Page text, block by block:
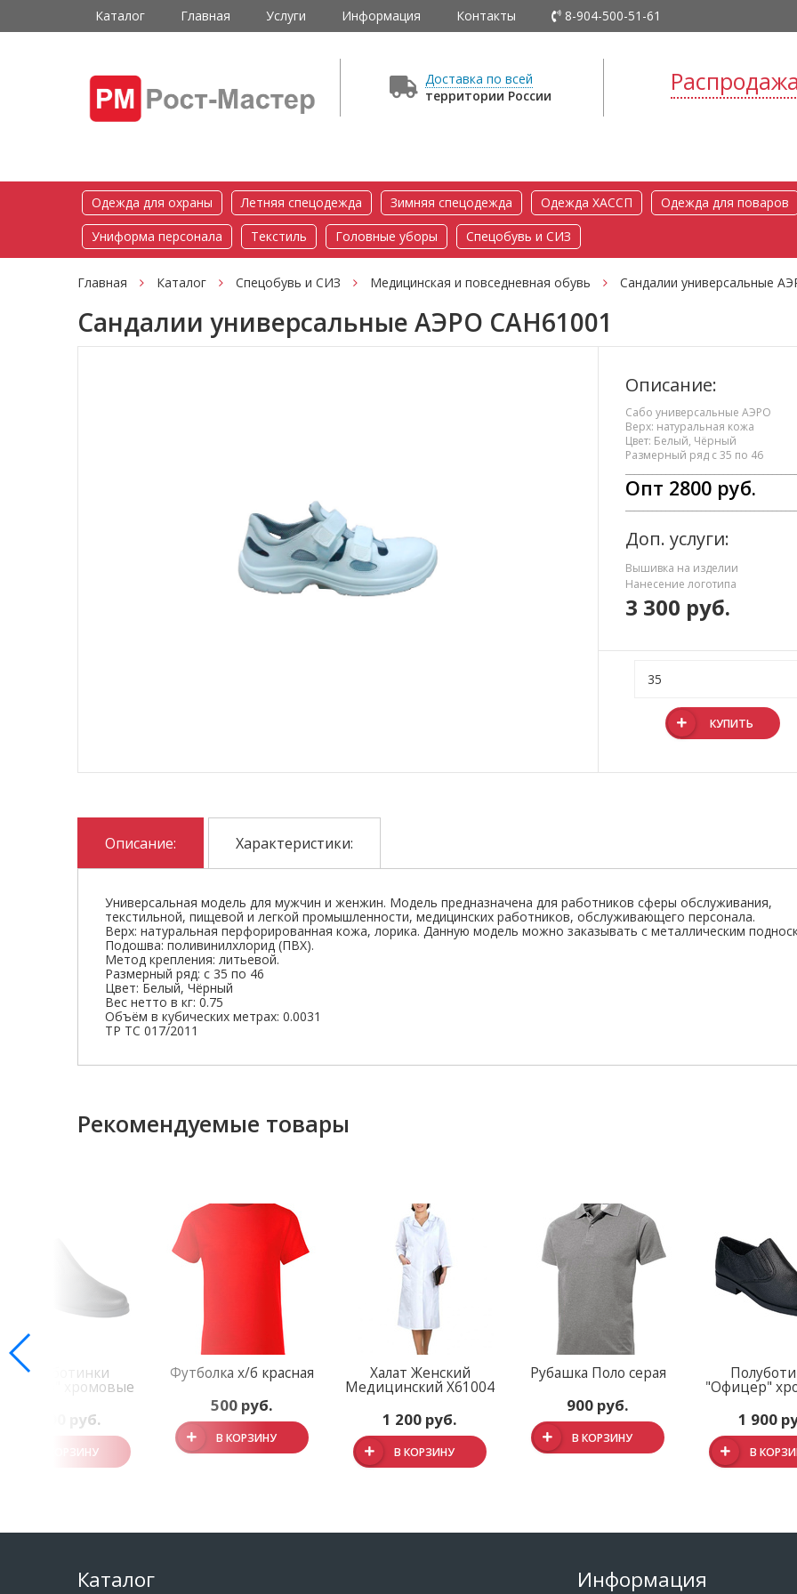
Каталог Главная Услуги Информация Контакты 8-904-500-51-61
Доставка по всей
территории России
Одежда для охраны Летняя спецодежда Зимняя спецодежда Одежда ХАССП
Одежда для поваров
Униформа персонала
Текстиль Головные уборы Спецобувь и СИЗ
Главная Каталог Спецобувь и СИЗ Медицинская и повседневная обувь Сандалии универсальные
Сандалии универсальные АЭРО САН61001
Описание:
Сабо универсальные АЭРО
Верх: натуральная кожа
Цвет: Белый, Чёрный
Размерный ряд с 35 по 46
Опт 2800 руб.
Доп. услуги:
Вышивка на изделии
Нанесение логотипа
3 300 руб.
КУПИТЬ
Описание: Характеристики:
Универсальная модель для мужчин и женжин. Модель предназначена для работников сферы обслуживания,
текстильной, пищевой и легкой промышленности, медицинских работников, обслуживающего персонала.
Верх: натуральная перфорированная кожа, лорика. Данную модель можно заказывать с металлическим
Подошва: поливинилхлорид (ПВХ).
Метод крепления: литьевой.
Размерный ряд: с 35 по 46
Цвет: Белый, Чёрный
Вес нетто в кг: 0.75
Объём в кубических метрах: 0.0031
ТР ТС 017/2011
Рекомендуемые товары
Полуботинки
хромовые
1 900 руб.
В КОРЗИНУ
Футболка х/б красная
500 руб.
В КОРЗИНУ
Халат Женский
Медицинский Х61004
1 200 руб.
В КОРЗИНУ
Рубашка Поло серая
900 руб.
В КОРЗИНУ
"Офицер"
1 900
В
Каталог Информация